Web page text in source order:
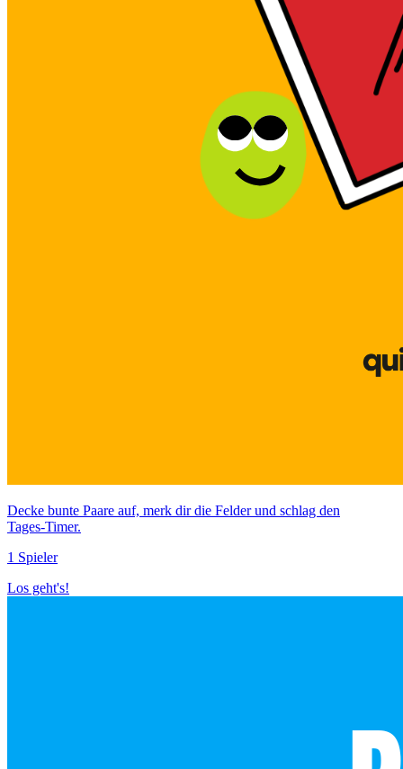
Decke bunte Paare auf, merk dir die Felder und schlag den
Tages‑Timer.
1 Spieler
Los geht's!